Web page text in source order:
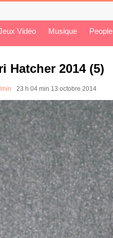
Vidéo Musique People
Hatcher 2014 (5)
23 h 04 min 13 octobre 2014